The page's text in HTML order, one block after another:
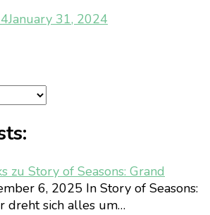
January 31, 2024
zu Story of Seasons: Grand
6, 2025 In Story of Seasons:
dreht sich alles um…